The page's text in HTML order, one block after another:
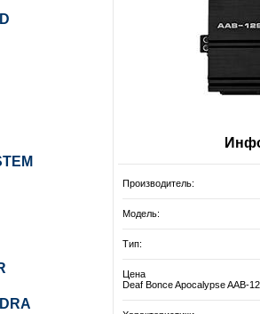
Производитель:
Модель:
Тип:
Цена
Deaf Bonce Apocalypse AAB-